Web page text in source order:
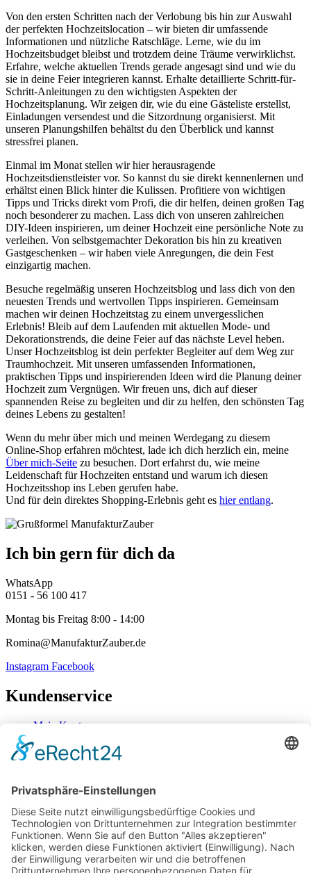
Von den ersten Schritten nach der Verlobung bis hin zur Auswahl
der perfekten Hochzeitslocation – wir bieten dir umfassende
Informationen und nützliche Ratschläge. Lerne, wie du im
Hochzeitsbudget bleibst und trotzdem deine Träume verwirklichst.
Erfahre, welche aktuellen Trends gerade angesagt sind und wie du
sie in deine Feier integrieren kannst. Erhalte detaillierte Schritt-für-
Schritt-Anleitungen zu den wichtigsten Aspekten der
Hochzeitsplanung. Wir zeigen dir, wie du eine Gästeliste erstellst,
Einladungen versendest und die Sitzordnung organisierst. Mit
unseren Planungshilfen behältst du den Überblick und kannst
stressfrei planen.
Einmal im Monat stellen wir hier herausragende
Hochzeitsdienstleister vor. So kannst du sie direkt kennenlernen und
erhältst einen Blick hinter die Kulissen. Profitiere von wichtigen
Tipps und Tricks direkt vom Profi, die dir helfen, deinen großen Tag
noch besonderer zu machen. Lass dich von unseren zahlreichen
DIY-Ideen inspirieren, um deiner Hochzeit eine persönliche Note zu
verleihen. Von selbstgemachter Dekoration bis hin zu kreativen
Gastgeschenken – wir haben viele Anregungen, die dein Fest
einzigartig machen.
Besuche regelmäßig unseren Hochzeitsblog und lass dich von den
neuesten Trends und wertvollen Tipps inspirieren. Gemeinsam
machen wir deinen Hochzeitstag zu einem unvergesslichen
Erlebnis! Bleib auf dem Laufenden mit aktuellen Mode- und
Dekorationstrends, die deine Feier auf das nächste Level heben.
Unser Hochzeitsblog ist dein perfekter Begleiter auf dem Weg zur
Traumhochzeit. Mit unseren umfassenden Informationen,
praktischen Tipps und inspirierenden Ideen wird die Planung deiner
Hochzeit zum Vergnügen. Wir freuen uns, dich auf dieser
spannenden Reise zu begleiten und dir zu helfen, den schönsten Tag
deines Lebens zu gestalten!
Wenn du mehr über mich und meinen Werdegang zu diesem
Online-Shop erfahren möchtest, lade ich dich herzlich ein, meine
Über mich-Seite zu besuchen. Dort erfahrst du, wie meine
Leidenschaft für Hochzeiten entstand und warum ich diesen
Hochzeitsshop ins Leben gerufen habe.
Und für dein direktes Shopping-Erlebnis geht es hier entlang.
Ich bin gern für dich da
WhatsApp
0151 - 56 100 417
Montag bis Freitag 8:00 - 14:00
Romina@ManufakturZauber.de
Instagram Facebook
Kundenservice
Mein Konto
Zahlung & Versand
Widerrufsbelehrung
Mein Konto
Kontakt
Zahlung & Versand
Widerrufsbelehrung
Vertrag Widerrufen